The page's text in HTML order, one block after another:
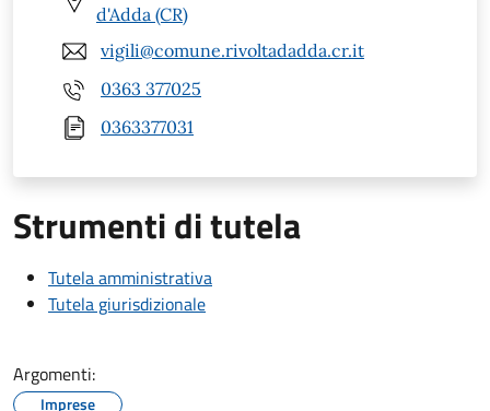
d'Adda (CR)
vigili@comune.rivoltadadda.cr.it
0363 377025
0363377031
Strumenti di tutela
Tutela amministrativa
Tutela giurisdizionale
Argomenti:
Imprese